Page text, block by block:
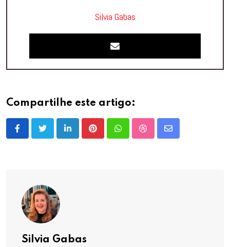
Silvia Gabas
Compartilhe este artigo:
LinkedInPinterestWhatsappStumbleUpon
Share
Silvia Gabas